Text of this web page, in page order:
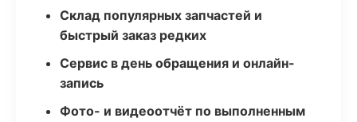
Склад популярных запчастей и
быстрый заказ редких
Сервис в день обращения и онлайн-
запись
Фото- и видеоотчёт по выполненным